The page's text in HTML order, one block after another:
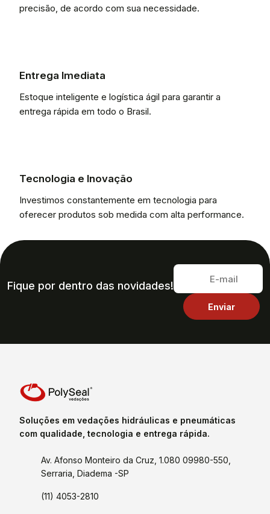
precisão, de acordo com sua necessidade.
Entrega Imediata
Estoque inteligente e logística ágil para garantir a
entrega rápida em todo o Brasil.
Tecnologia e Inovação
Investimos constantemente em tecnologia para
oferecer produtos sob medida com alta performance.
Fique por dentro das novidades!
Soluções em vedações hidráulicas e pneumáticas
com qualidade, tecnologia e entrega rápida.
Av. Afonso Monteiro da Cruz, 1.080 09980-550,
Serraria, Diadema -SP
(11) 4053-2810